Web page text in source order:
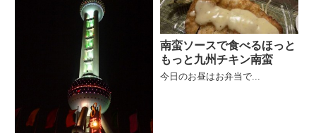
南蛮ソースで食べるほっと
もっと九州チキン南蛮
今日のお昼はお弁当で...